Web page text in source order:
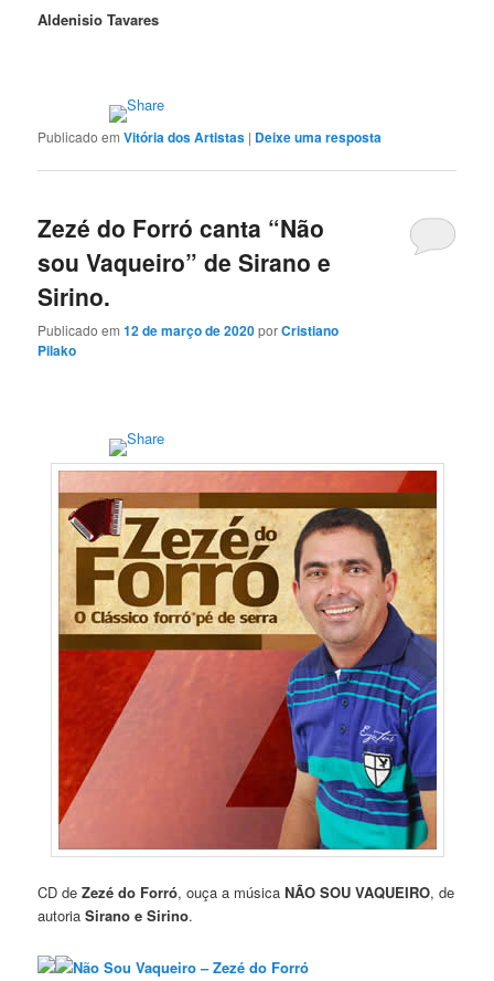
Aldenisio Tavares
Publicado em Vitória dos Artistas | Deixe uma resposta
Zezé do Forró canta “Não
sou Vaqueiro” de Sirano e
Sirino.
Publicado em12 de março de 2020porCristiano
Pilako
CD deZezé do Forró, ouça a músicaNÃO SOU VAQUEIRO, de
autoriaSirano e Sirino.
Não Sou Vaqueiro – Zezé do Forró